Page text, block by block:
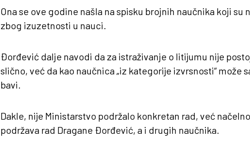
Ona se ove godine našla na spisku brojnih naučnika koji
zbog izuzetnosti u nauci.
Đorđević dalje navodi da za istraživanje o litijumu nije
slično, već da kao naučnica „iz kategorije izvrsnosti“ može
bavi.
Dakle, nije Ministarstvo podržalo konkretan rad, već
podržava rad Dragane Đorđević, a i drugih naučnika.